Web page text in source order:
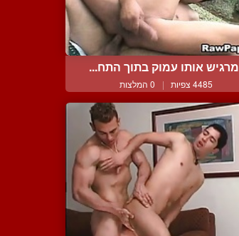
מרגיש אותו עמוק בתוך התח...
4485 צפיות | 0 המלצות